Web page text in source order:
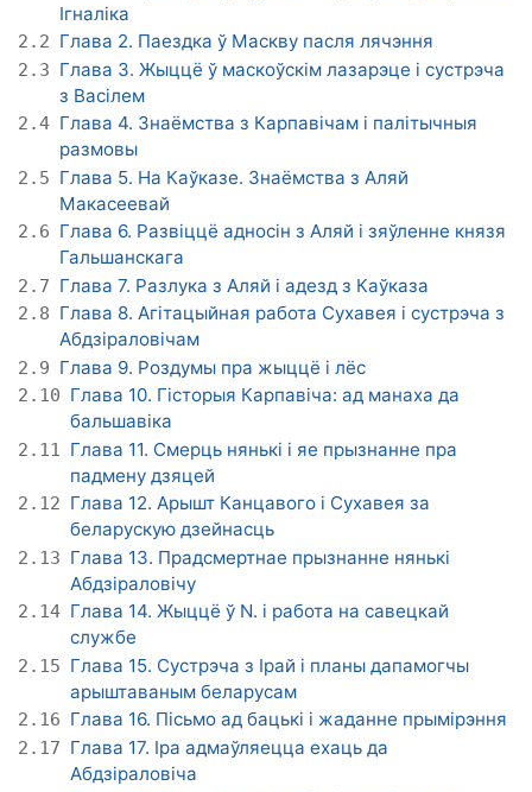
Ігналіка
2.2 Глава 2. Паездка ў Маскву пасля лячэння
2.3 Глава 3. Жыццё ў маскоўскім лазарэце і сустрэча
з Васілем
2.4 Глава 4. Знаёмства з Карпавічам і палітычныя
размовы
2.5 Глава 5. На Каўказе. Знаёмства з Аляй
Макасеевай
2.6 Глава 6. Развіццё адносін з Аляй і зяўленне князя
Гальшанскага
2.7 Глава 7. Разлука з Аляй і адезд з Каўказа
2.8 Глава 8. Агітацыйная работа Сухавея і сустрэча з
Абдзіраловічам
2.9 Глава 9. Роздумы пра жыццё і лёс
2.10 Глава 10. Гісторыя Карпавіча: ад манаха да
бальшавіка
2.11 Глава 11. Смерць нянькі і яе прызнанне пра
падмену дзяцей
2.12 Глава 12. Арышт Канцавого і Сухавея за
беларускую дзейнасць
2.13 Глава 13. Прадсмертнае прызнанне нянькі
Абдзіраловічу
2.14 Глава 14. Жыццё ў N. і работа на савецкай
службе
2.15 Глава 15. Сустрэча з Ірай і планы дапамогчы
арыштаваным беларусам
2.16 Глава 16. Пісьмо ад бацькі і жаданне прымірэння
2.17 Глава 17. Іра адмаўляецца ехаць да
Абдзіраловіча